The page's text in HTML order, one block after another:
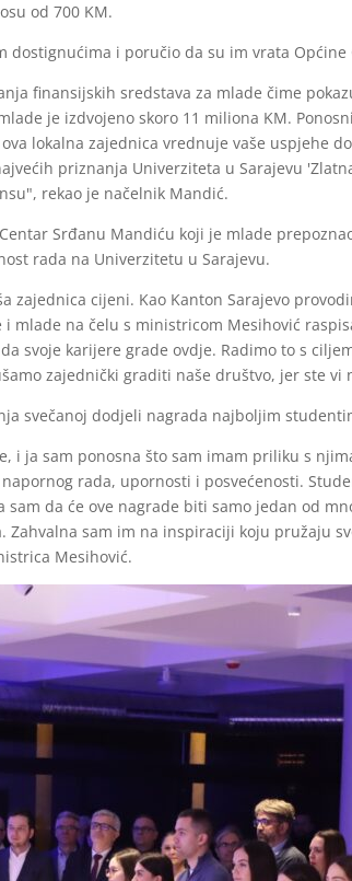
od 700 KM.
i poručio da su im vrata Općine
finansijskih sredstava za mlade čime
je izdvojeno skoro 11 miliona KM.
lokalna zajednica vrednuje vaše uspjehe
priznanja Univerziteta u Sarajevu
rekao je načelnik Mandić.
Srđanu Mandiću koji je mlade
rada na Univerzitetu u Sarajevu.
zajednica cijeni. Kao Kanton Sarajevo
mlade na čelu s ministricom Mesihović
svoje karijere grade ovdje. Radimo to s
zajednički graditi naše društvo, jer ste
svečanoj dodjeli nagrada najboljim
i ja sam ponosna što sam imam priliku s
rada, upornosti i posvećenosti.
da će ove nagrade biti samo jedan od
sam im na inspiraciji koju pružaju
Mesihović.